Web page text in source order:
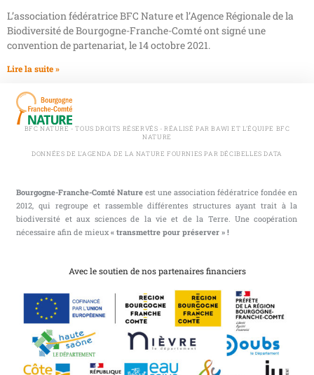
L’association fédératrice BFC Nature et l’Agence Régionale de la
Biodiversité de Bourgogne-Franche-Comté ont signé une
convention de partenariat, le 14 octobre 2021.
Lire la suite »
BFC NATURE - TOUS DROITS RÉSERVÉS - RÉALISÉ PAR BAWI ET L'ÉQUIPE BFC
NATURE
DONNÉES DE L'AGENDA DE LA NATURE FOURNIES PAR DÉCIBELLES DATA
Bourgogne-Franche-Comté Nature est une association fédératrice fondée en
2012, qui regroupe et rassemble différentes structures ayant trait à la
biodiversité et aux sciences de la vie et de la Terre. Une coopération
nécessaire afin de mieux« transmettre pour préserver » !
Avec le soutien de nos partenaires financiers